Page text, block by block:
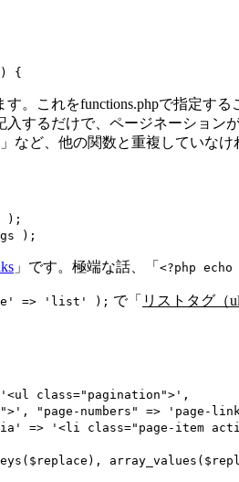
{
す。これをfunctions.phpで指定す
入するだけで、ページネーション
」など、他の関数と重複していな
);
);
」です。極端な話、「 <?php
=> 'list' ); で「 リストタグ（
'<ul class="pagination">',
"page-numbers" => 'page-
=> '<li class="page-item